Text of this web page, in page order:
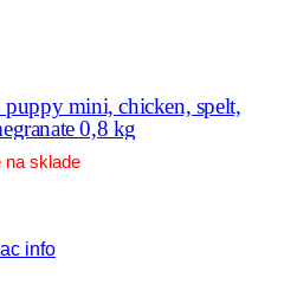
mini, chicken, spelt,
0,8 kg
na sklade
info